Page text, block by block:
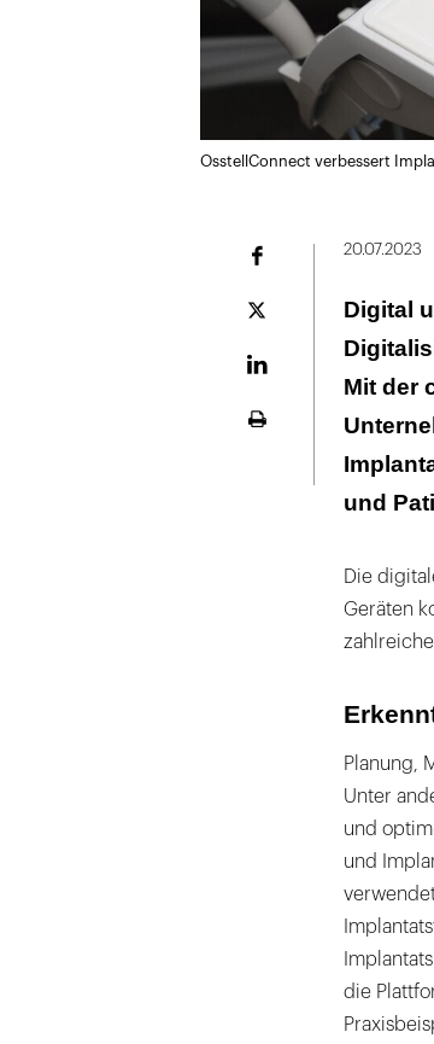
OsstellConnect verbessert
Plattform
20.07.2023
Digital
Mit der
und
Die
Geräten
Planung,
Unter
und
und
die